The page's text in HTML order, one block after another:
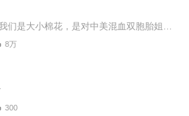
8万
300